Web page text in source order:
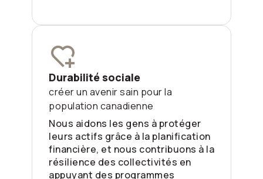
Durabilité sociale
créer un avenir sain pour la
population canadienne
Nous aidons les gens à protéger
leurs actifs grâce à la planification
financière, et nous contribuons à la
résilience des collectivités en
appuyant des programmes